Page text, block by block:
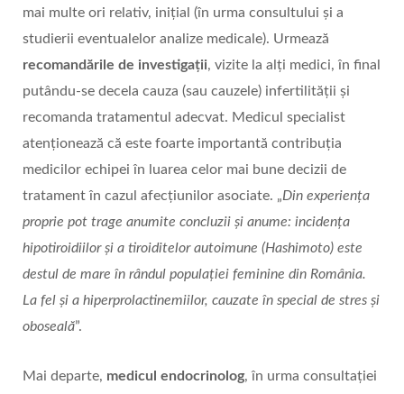
mai multe ori relativ, inițial (în urma consultului și a
studierii eventualelor analize medicale). Urmează
recomandările de investigații, vizite la alți medici, în final
putându-se decela cauza (sau cauzele) infertilității și
recomanda tratamentul adecvat. Medicul specialist
atenționează că este foarte importantă contribuția
medicilor echipei în luarea celor mai bune decizii de
tratament în cazul afecțiunilor asociate. „Din experiența
proprie pot trage anumite concluzii și anume: incidența
hipotiroidiilor și a tiroiditelor autoimune (Hashimoto) este
destul de mare în rândul populației feminine din România.
La fel și a hiperprolactinemiilor, cauzate în special de stres și
oboseală”.
Mai departe, medicul endocrinolog, în urma consultației